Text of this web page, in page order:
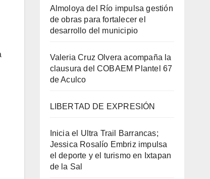
Almoloya del Río impulsa gestión
de obras para fortalecer el
desarrollo del municipio
Valeria Cruz Olvera acompaña la
clausura del COBAEM Plantel 67
de Aculco
LIBERTAD DE EXPRESIÓN
Inicia el Ultra Trail Barrancas;
Jessica Rosalío Embriz impulsa
el deporte y el turismo en Ixtapan
de la Sal